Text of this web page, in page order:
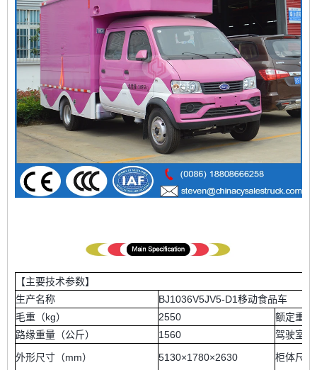
【主要技术参数】
生产名称
BJ1036V5JV5-D1移动食品车
毛重（kg）
2550
额定重
路缘重量（公斤）
1560
驾驶室
外形尺寸（mm）
5130×1780×2630 柜体尺